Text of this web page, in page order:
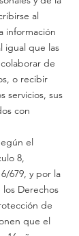
al
información
igual que las
de
o recibir
servicios, sus
con
el
8,
679, y por la
los Derechos
de
que el